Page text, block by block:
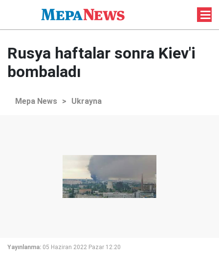
Rusya haftalar sonra Kiev'i
bombaladı
Mepa News > Ukrayna
Yayınlanma: 05 Haziran 2022 Pazar 12:20